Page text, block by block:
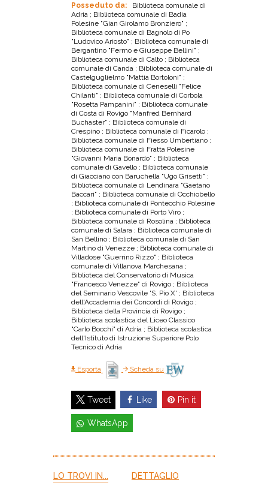
Posseduto da:
Biblioteca comunale di
Adria ; Biblioteca comunale di Badia
Polesine "Gian Girolamo Bronziero" ;
Biblioteca comunale di Bagnolo di Po
"Ludovico Ariosto" ; Biblioteca comunale di
Bergantino "Fermo e Giuseppe Bellini" ;
Biblioteca comunale di Calto ; Biblioteca
comunale di Canda ; Biblioteca comunale di
Castelguglielmo "Mattia Bortoloni" ;
Biblioteca comunale di Ceneselli "Felice
Chilanti" ; Biblioteca comunale di Corbola
"Rosetta Pampanini" ; Biblioteca comunale
di Costa di Rovigo "Manfred Bernhard
Buchaster" ; Biblioteca comunale di
Crespino ; Biblioteca comunale di Ficarolo ;
Biblioteca comunale di Fiesso Umbertiano ;
Biblioteca comunale di Fratta Polesine
"Giovanni Maria Bonardo" ; Biblioteca
comunale di Gavello ; Biblioteca comunale
di Giacciano con Baruchella "Ugo Grisetti" ;
Biblioteca comunale di Lendinara "Gaetano
Baccari" ; Biblioteca comunale di Occhiobello
; Biblioteca comunale di Pontecchio Polesine
; Biblioteca comunale di Porto Viro ;
Biblioteca comunale di Rosolina ; Biblioteca
comunale di Salara ; Biblioteca comunale di
San Bellino ; Biblioteca comunale di San
Martino di Venezze ; Biblioteca comunale di
Villadose "Guerrino Rizzo" ; Biblioteca
comunale di Villanova Marchesana ;
Biblioteca del Conservatorio di Musica
"Francesco Venezze" di Rovigo ; Biblioteca
del Seminario Vescovile 'S. Pio X' ; Biblioteca
dell'Accademia dei Concordi di Rovigo ;
Biblioteca della Provincia di Rovigo ;
Biblioteca scolastica del Liceo Classico
"Carlo Bocchi" di Adria ; Biblioteca scolastica
dell'Istituto di Istruzione Superiore Polo
Tecnico di Adria
Esporta Scheda su
Tweet Like Pin it
WhatsApp
LO TROVI IN...
DETTAGLIO